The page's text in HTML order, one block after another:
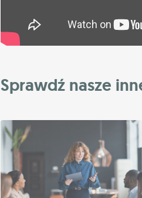
Sprawdź nasze